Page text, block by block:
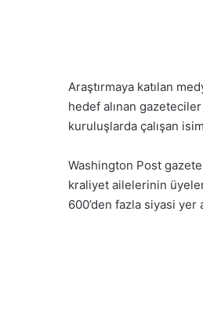
Araştırmaya katılan
hedef alınan
kuruluşlarda çalışan
Washington Post
kraliyet ailelerinin
600’den fazla siyasi yer